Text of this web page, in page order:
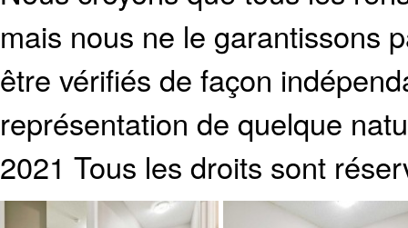
mais nous ne le garantissons
être vérifiés de façon
représentation de quelque
2021 Tous les droits sont